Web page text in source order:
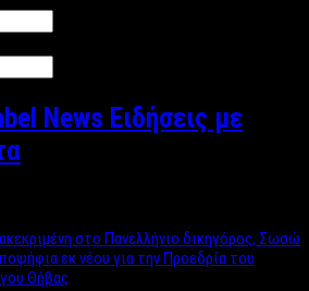
News Ειδήσεις με